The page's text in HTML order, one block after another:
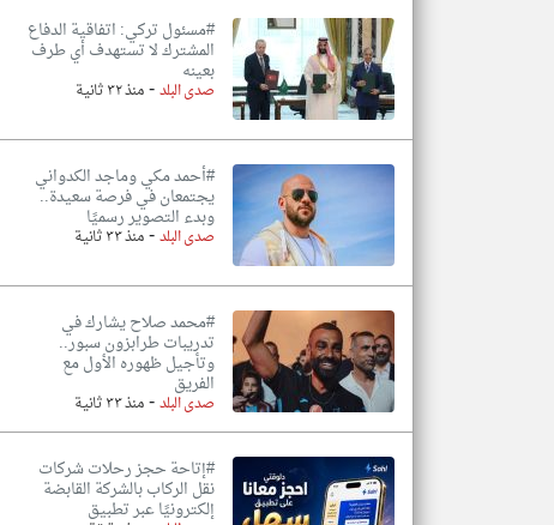
#مسئول تركي: اتفاقية الدفاع
المشترك لا تستهدف ‌أي ⁠طرف
بعينه
صدى البلد-منذ ٣٢ ثانية
#أحمد مكي وماجد الكدواني
يجتمعان في فرصة سعيدة..
وبدء التصوير رسميًا
صدى البلد-منذ ٣٣ ثانية
#محمد صلاح يشارك في
تدريبات طرابزون سبور..
وتأجيل ظهوره الأول مع
الفريق
صدى البلد-منذ ٣٣ ثانية
#إتاحة حجز رحلات شركات
نقل الركاب بالشركة القابضة
إلكترونيًا عبر تطبيق